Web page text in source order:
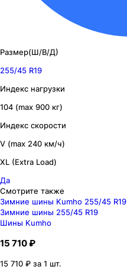
Размер(Ш/В/Д)
255/45 R19
Индекс нагрузки
104 (max 900 кг)
Индекс скорости
V (max 240 км/ч)
XL (Extra Load)
Да
Смотрите также
Зимние шины Kumho 255/45 R19
Зимние шины 255/45 R19
Шины Kumho
15 710 ₽
15 710 ₽ за 1 шт.